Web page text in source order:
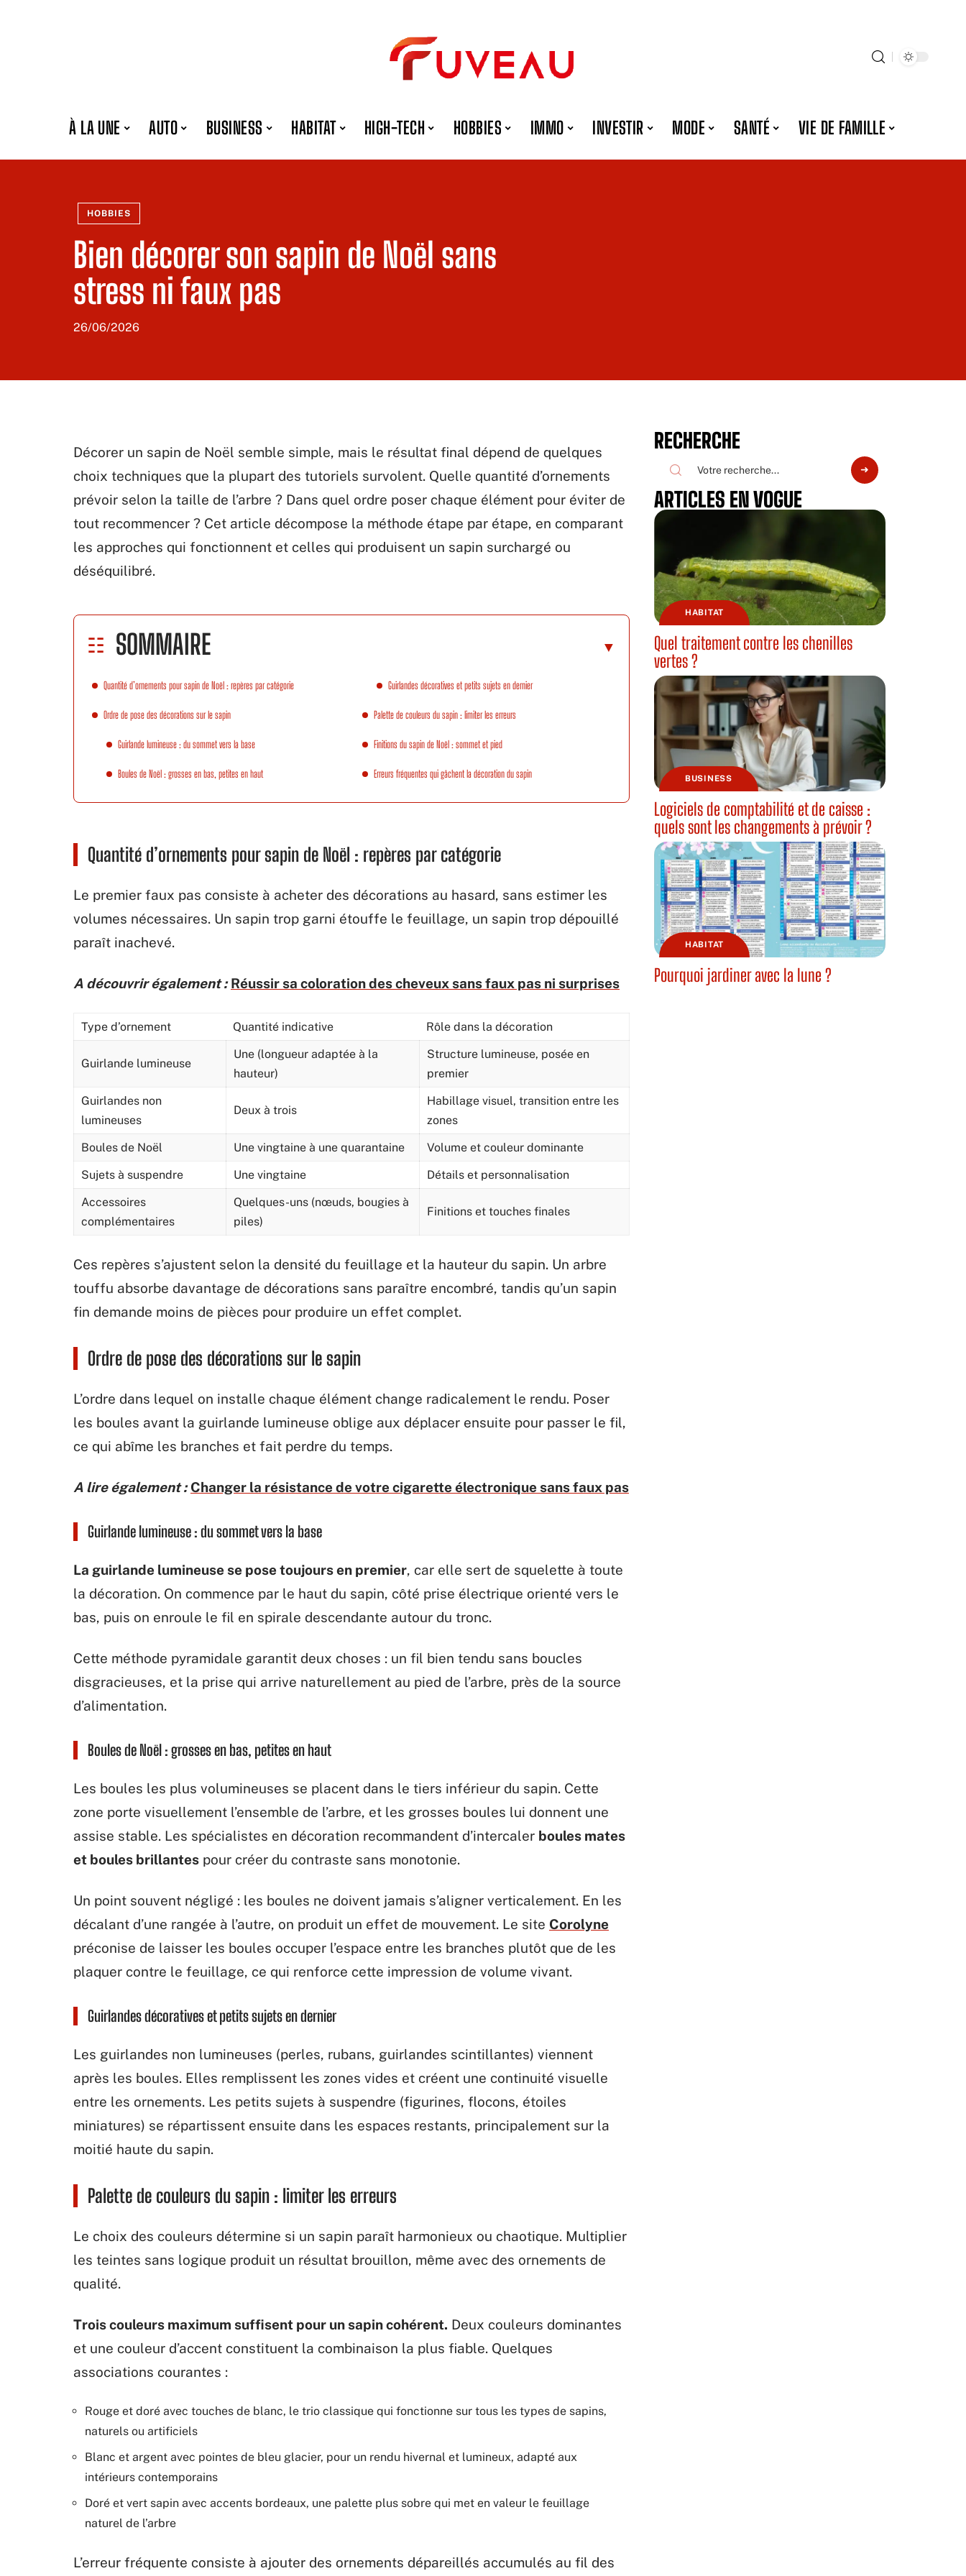
À LA UNE AUTO BUSINESS HABITAT HIGH-TECH HOBBIES IMMO INVESTIR MODE SANTÉ VIE DE FAMILLE
HOBBIES
Bien décorer son sapin de Noël sans
stress ni faux pas
26/06/2026
Décorer un sapin de Noël semble simple, mais le résultat final dépend de quelques
choix techniques que la plupart des tutoriels survolent. Quelle quantité d’ornements
prévoir selon la taille de l’arbre ? Dans quel ordre poser chaque élément pour éviter de
tout recommencer ? Cet article décompose la méthode étape par étape, en comparant
les approches qui fonctionnent et celles qui produisent un sapin surchargé ou
déséquilibré.
SOMMAIRE
Quantité d’ornements pour sapin de Noël : repères par catégorie
Ordre de pose des décorations sur le sapin
Guirlande lumineuse : du sommet vers la base
Boules de Noël : grosses en bas, petites en haut
Guirlandes décoratives et petits sujets en dernier
Palette de couleurs du sapin : limiter les erreurs
Finitions du sapin de Noël : sommet et pied
Erreurs fréquentes qui gâchent la décoration du sapin
Quantité d’ornements pour sapin de Noël : repères par catégorie
Le premier faux pas consiste à acheter des décorations au hasard, sans estimer les
volumes nécessaires. Un sapin trop garni étouffe le feuillage, un sapin trop dépouillé
paraît inachevé.
A découvrir également : Réussir sa coloration des cheveux sans faux pas ni surprises
Type d’ornement Quantité indicative Rôle dans la décoration
Guirlande lumineuse
Une (longueur adaptée à la
hauteur)
Structure lumineuse, posée en
premier
Guirlandes non
lumineuses
Deux à trois
Habillage visuel, transition entre les
zones
Boules de Noël
Une vingtaine à une quarantaine
Volume et couleur dominante
Sujets à suspendre
Une vingtaine
Détails et personnalisation
Accessoires
complémentaires
Quelques-uns (nœuds, bougies à
piles)
Finitions et touches finales
Ces repères s’ajustent selon la densité du feuillage et la hauteur du sapin. Un arbre
touffu absorbe davantage de décorations sans paraître encombré, tandis qu’un sapin
fin demande moins de pièces pour produire un effet complet.
Ordre de pose des décorations sur le sapin
L’ordre dans lequel on installe chaque élément change radicalement le rendu. Poser
les boules avant la guirlande lumineuse oblige aux déplacer ensuite pour passer le fil,
ce qui abîme les branches et fait perdre du temps.
A lire également : Changer la résistance de votre cigarette électronique sans faux pas
Guirlande lumineuse : du sommet vers la base
La guirlande lumineuse se pose toujours en premier, car elle sert de squelette à toute
la décoration. On commence par le haut du sapin, côté prise électrique orienté vers le
bas, puis on enroule le fil en spirale descendante autour du tronc.
Cette méthode pyramidale garantit deux choses : un fil bien tendu sans boucles
disgracieuses, et la prise qui arrive naturellement au pied de l’arbre, près de la source
d’alimentation.
Boules de Noël : grosses en bas, petites en haut
Les boules les plus volumineuses se placent dans le tiers inférieur du sapin. Cette
zone porte visuellement l’ensemble de l’arbre, et les grosses boules lui donnent une
assise stable. Les spécialistes en décoration recommandent d’intercaler boules mates
et boules brillantes pour créer du contraste sans monotonie.
Un point souvent négligé : les boules ne doivent jamais s’aligner verticalement. En les
décalant d’une rangée à l’autre, on produit un effet de mouvement. Le site Corolyne
préconise de laisser les boules occuper l’espace entre les branches plutôt que de les
plaquer contre le feuillage, ce qui renforce cette impression de volume vivant.
Guirlandes décoratives et petits sujets en dernier
Les guirlandes non lumineuses (perles, rubans, guirlandes scintillantes) viennent
après les boules. Elles remplissent les zones vides et créent une continuité visuelle
entre les ornements. Les petits sujets à suspendre (figurines, flocons, étoiles
miniatures) se répartissent ensuite dans les espaces restants, principalement sur la
moitié haute du sapin.
Palette de couleurs du sapin : limiter les erreurs
Le choix des couleurs détermine si un sapin paraît harmonieux ou chaotique. Multiplier
les teintes sans logique produit un résultat brouillon, même avec des ornements de
qualité.
Trois couleurs maximum suffisent pour un sapin cohérent. Deux couleurs dominantes
et une couleur d’accent constituent la combinaison la plus fiable. Quelques
associations courantes :
Rouge et doré avec touches de blanc, le trio classique qui fonctionne sur tous les types de sapins,
naturels ou artificiels
Blanc et argent avec pointes de bleu glacier, pour un rendu hivernal et lumineux, adapté aux
intérieurs contemporains
Doré et vert sapin avec accents bordeaux, une palette plus sobre qui met en valeur le feuillage
naturel de l’arbre
L’erreur fréquente consiste à ajouter des ornements dépareillés accumulés au fil des
RECHERCHE
ARTICLES EN VOGUE
HABITAT
Quel traitement contre les chenilles
vertes ?
BUSINESS
Logiciels de comptabilité et de caisse :
quels sont les changements à prévoir ?
HABITAT
Pourquoi jardiner avec la lune ?